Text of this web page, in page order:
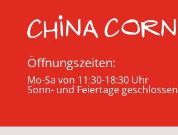
Öffnungszeiten:
Mo-Sa von 11:30-18:30 Uhr
Sonn- und Feiertage geschlossen